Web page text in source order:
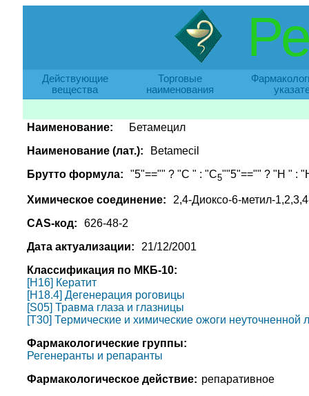
Действующие
вещества
Торговые
наименования
Наименование:
Бетамецил
Наименование (лат.):
Betamecil
Брутто формула:
"5"=="" ? "C " : "C5""5"=="" ? "H " :
Химическое соединение:
2,4-Диоксо-6-метил-
CAS-код:
626-48-2
Дата актуализации:
21/12/2001
Классификация по МКБ-10:
[H16] Кератит
[H18.4] Дегенерация роговицы
[S05] Травма глаза и глазницы
[T30] Термические и химические ожоги неуточненной
Фармакологические группы:
Регенеранты и репаранты
Фармакологическое действие: репаративное